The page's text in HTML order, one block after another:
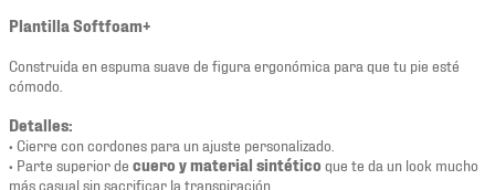
Plantilla Softfoam+
Construida en espuma suave de figura ergonómica para que tu pie esté
cómodo.
Detalles:
• Cierre con cordones para un ajuste personalizado.
• Parte superior de cuero y material sintético que te da un look mucho
más casual sin sacrificar la transpiración.